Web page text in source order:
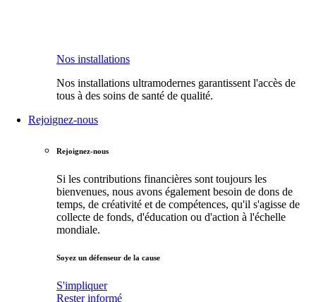
Nos installations
Nos installations ultramodernes garantissent l'accès de
tous à des soins de santé de qualité.
Rejoignez-nous
Rejoignez-nous
Si les contributions financières sont toujours les
bienvenues, nous avons également besoin de dons de
temps, de créativité et de compétences, qu'il s'agisse de
collecte de fonds, d'éducation ou d'action à l'échelle
mondiale.
Soyez un défenseur de la cause
S'impliquer
Rester informé